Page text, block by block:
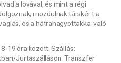
a lovával, és mint a régi
mozdulnak társként a
és a hátrahagyottakkal való
19 óra között. Szállás:
Jurtaszálláson. Transzfer